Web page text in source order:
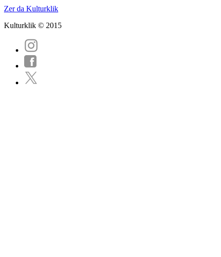
Zer da Kulturklik
Kulturklik © 2015